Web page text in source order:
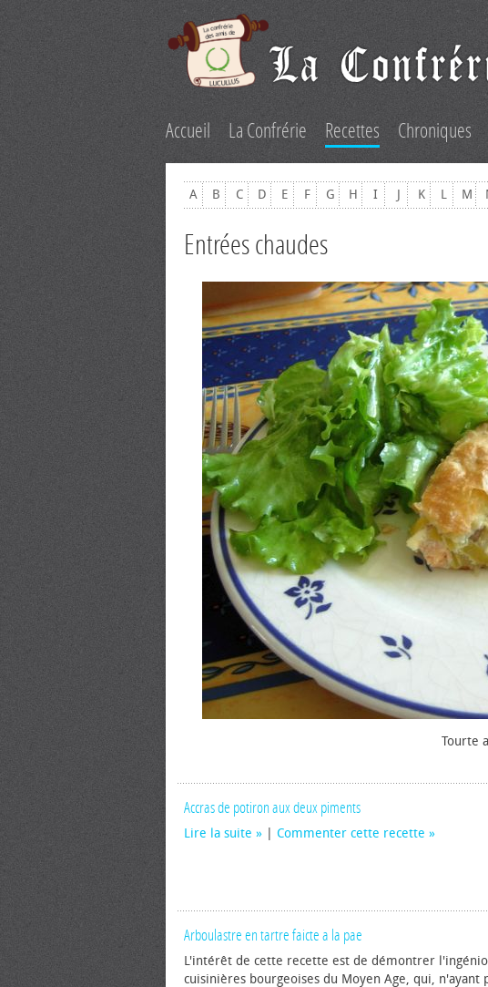
Accueil La Confrérie Recettes Chroniques
A B C D E F G H I J K L M
Entrées chaudes
Tourte
Accras de potiron aux deux piments
Lire la suite Commenter cette recette
Arboulastre en tartre faicte a la pae
L'intérêt de cette recette est de démontrer
cuisinières bourgeoises du Moyen Age, qui, n'ayant